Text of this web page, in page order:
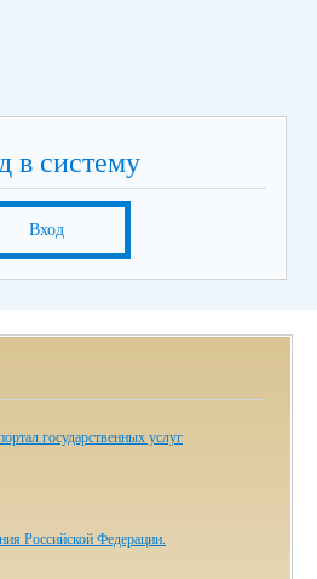
в систему
Вход
государственных услуг
Российской Федерации​.